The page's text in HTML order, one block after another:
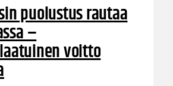
puolustus rautaa
–
voitto